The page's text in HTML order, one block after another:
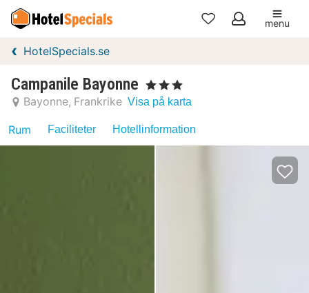
Mina
menu
HotelSpecials.se
Campanile Bayonne , 3 Stjärnor
Bayonne Frankrike Visa på karta
Rum Faciliteter Hotellinformation